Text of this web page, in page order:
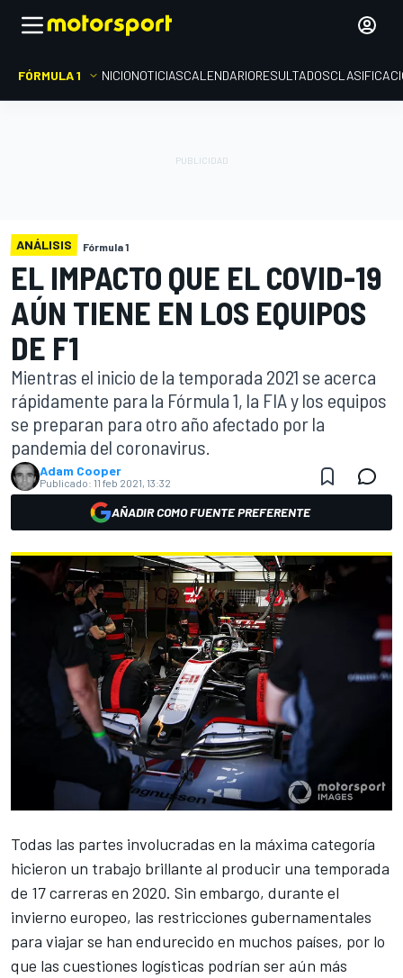
FÓRMULA 1 INICIONOTICIASCALENDARIORESULTADOS
ANÁLISIS Fórmula 1
EL IMPACTO QUE EL COVID-19
AÚN TIENE EN LOS EQUIPOS
DE F1
Mientras el inicio de la temporada 2021 se acerca
rápidamente para la Fórmula 1, la FIA y los equipos
se preparan para otro año afectado por la
pandemia del coronavirus.
Adam Cooper
Publicado: 11 feb 2021, 13:32
AÑADIR COMO FUENTE PREFERENTE
Todas las partes involucradas en la máxima categoría
hicieron un trabajo brillante al producir una temporada
de 17 carreras en 2020. Sin embargo, durante el
invierno europeo, las restricciones gubernamentales
para viajar se han endurecido en muchos países, por lo
que las cuestiones logísticas podrían ser aún más